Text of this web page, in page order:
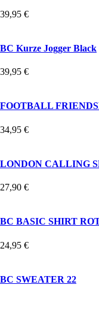
39,95 €
BC Kurze Jogger Black
39,95 €
FOOTBALL
34,95 €
LONDON CALLING
27,90 €
BC BASIC SHIRT
24,95 €
BC SWEATER 22